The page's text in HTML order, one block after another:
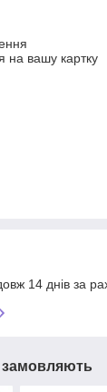
на вашу картку
14 днів за